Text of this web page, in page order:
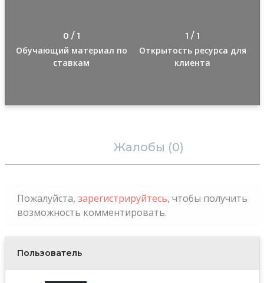
0 / 1
Обучающий материал по
ставкам
1 / 1
Открытость ресурса для
клиента
Жалобы (0)
Пожалуйста, зарегистрируйтесь, чтобы получить
возможность комментировать.
Пользователь